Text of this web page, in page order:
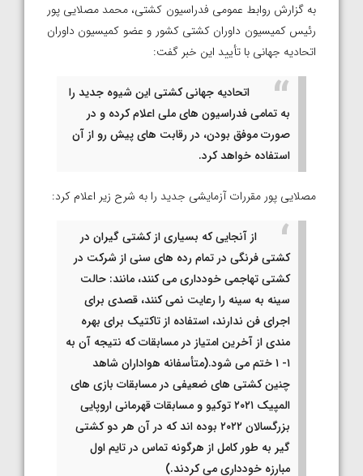
به گزارش روابط عمومی فدراسیون کشتی، محمد مصلایی پور
رئیس کمیسیون داوران کشتی کشور و عضو کمیسیون داوران
اتحادیه جهانی با تأیید این خبر گفت:
اتحادیه جهانی کشتی این شیوه جدید را
به تمامی فدراسیون های ملی اعلام کرده و در
صورت موفق بودن، در رقابت های پیش رو از آن
استفاده خواهد کرد.
مصلایی پور مقررات آزمایشی جدید را به شرح زیر اعلام کرد:
از آنجایی که بسیاری از کشتی گیران در
کشتی فرنگی در تمام رده های سنی از شرکت در
کشتی تهاجمی خودداری می کنند، مانند: حالت
سینه به سینه را رعایت نمی کنند، قصدی برای
اجرای فن ندارند، استفاده از تاکتیک برای بهره
مندی از آخرین امتیاز در مسابقات که نتیجه آن به
۱- ۱ ختم می شود.(متأسفانه هواداران شاهد
چنین کشتی های ضعیفی در مسابقات بازی های
المپیک ۲۰۲۱ توکیو و مسابقات قهرمانی اروپایی
بزرگسالان ۲۰۲۲ بوده اند که در آن هر دو کشتی
گیر به طور کامل از هرگونه تماس در تایم اول
مبارزه خودداری می کردند.)